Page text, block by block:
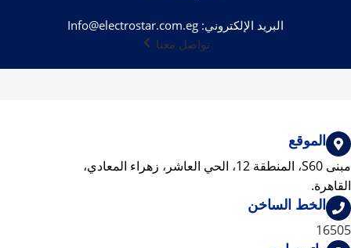
البريد الإلكتروني: Info@electrostar.com.eg
تواصل معنا
الموقع
مبنى S60، المنطقة 12، الحي العاشر، زهراء المعادي،
القاهرة.
الخط الساخن
16505